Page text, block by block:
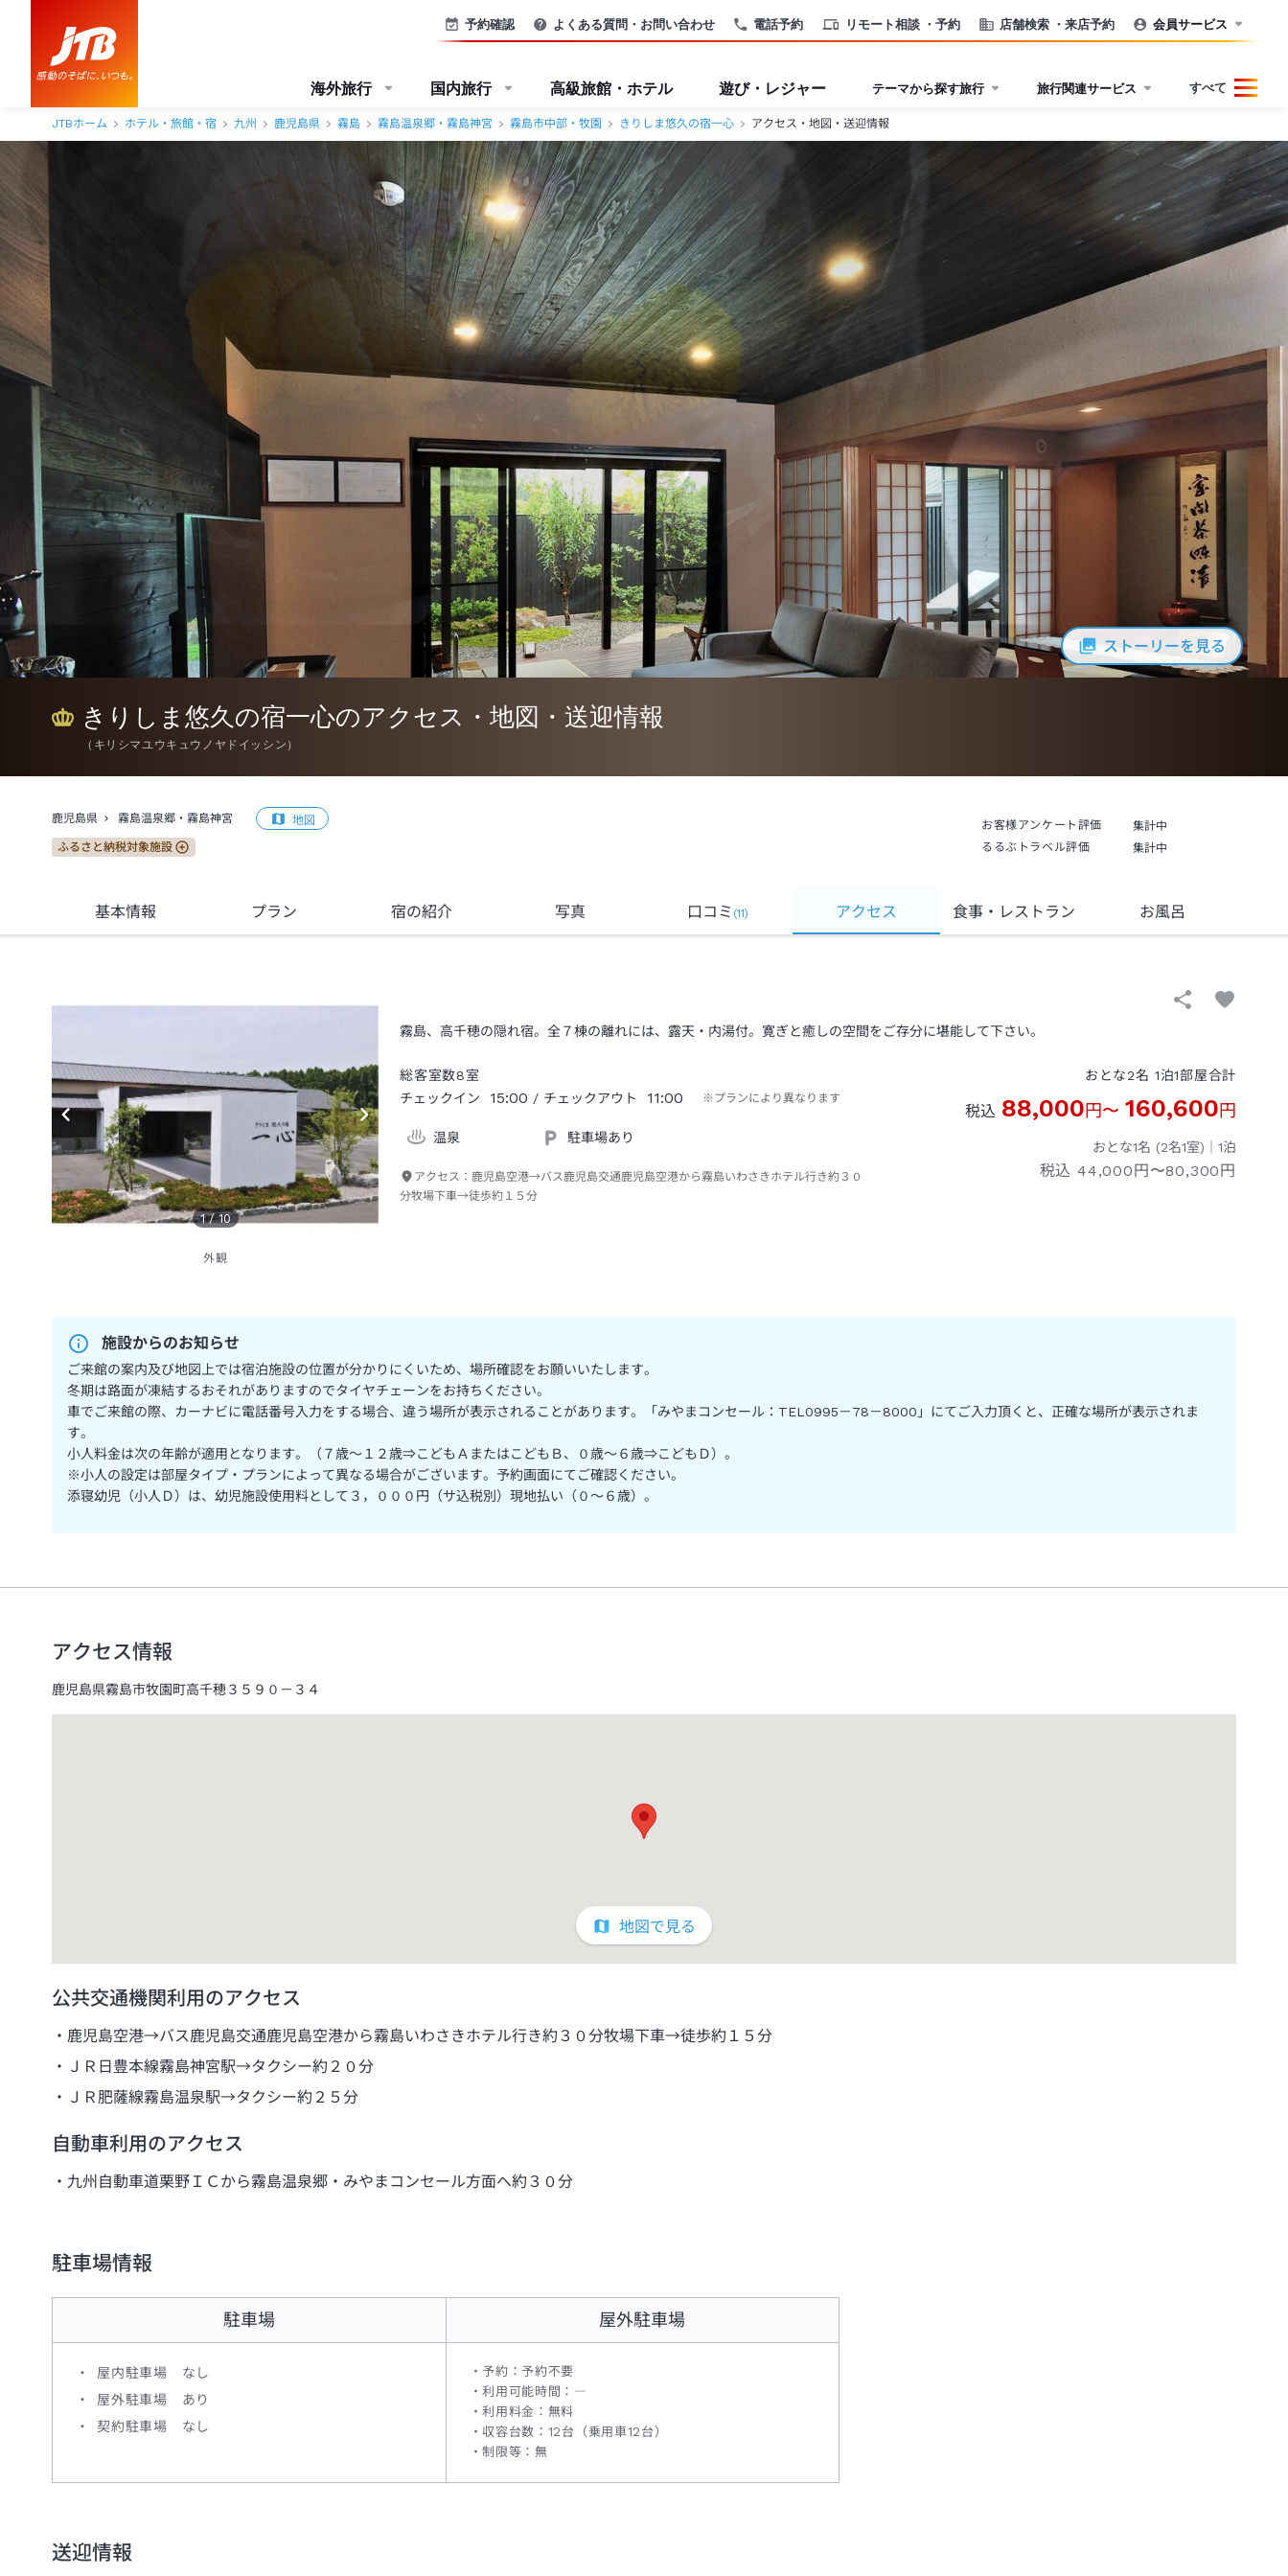
電話予約 リモート相談 ・予約 店舗検索 ・来店予約
予約確認 よくある質問・お問い合わせ 会員サービス
海外旅行 国内旅行 高級旅館・ホテル 遊び・レジャー テーマから探す旅行 旅行関連サービス すべて
JTBホーム ホテル・旅館・宿 九州 鹿児島県 霧島 霧島温泉郷・霧島神宮 霧島市中部・牧園 きりしま悠久の宿一心 アクセス・地図・送迎情報
ストーリーを見る
きりしま悠久の宿一心のアクセス・地図・送迎情報
（ キリシマユウキュウノヤドイッシン ）
鹿児島県 霧島温泉郷・霧島神宮 地図
ふるさと納税対象施設
お客様アンケート評価
集計中
るるぶトラベル評価
集計中
基本情報 プラン 宿の紹介 写真 口コミ (11) アクセス 食事 ・レストラン お風呂
1 /10
外観
霧島、高千穂の隠れ宿。全７棟の離れには、露天・内湯付。寛ぎと癒しの空間をご存分に堪能して下さい。
総客室数8室
チェックイン
15:00 / チェックアウト 11:00 ※プランにより異なります
温泉 駐車場あり
アクセス：鹿児島空港→バス鹿児島交通鹿児島空港から霧島いわさきホテル行き約３０
分牧場下車→徒歩約１５分
おとな2名 1泊1部屋合計
税込 88,000円〜 160,600円
おとな1名 (2名1室)｜ 1泊
税込 44,000円〜80,300円
施設からのお知らせ
ご来館の案内及び地図上では宿泊施設の位置が分かりにくいため、場所確認をお願いいたします。
冬期は路面が凍結するおそれがありますのでタイヤチェーンをお持ちください。
車でご来館の際、カーナビに電話番号入力をする場合、違う場所が表示されることがあります。「みやまコンセール：TEL0995－78－8000」にてご入力頂くと、正確な場所が表示されま
す。
小人料金は次の年齢が適用となります。（７歳～１２歳⇒こどもＡまたはこどもＢ、０歳～６歳⇒こどもＤ）。
※小人の設定は部屋タイプ・プランによって異なる場合がございます。予約画面にてご確認ください。
添寝幼児（小人Ｄ）は、幼児施設使用料として３，０００円（サ込税別）現地払い（０～６歳）。
アクセス情報
鹿児島県霧島市牧園町高千穂３５９０－３４
地図で見る
公共交通機関利用のアクセス
鹿児島空港→バス鹿児島交通鹿児島空港から霧島いわさきホテル行き約３０分牧場下車→徒歩約１５分
ＪＲ日豊本線霧島神宮駅→タクシー約２０分
ＪＲ肥薩線霧島温泉駅→タクシー約２５分
自動車利用のアクセス
九州自動車道栗野ＩＣから霧島温泉郷・みやまコンセール方面へ約３０分
駐車場情報
駐車場
屋内駐車場 なし
屋外駐車場 あり
契約駐車場 なし
屋外駐車場
予約：予約不要
利用可能時間：―
利用料金：無料
収容台数：12台（乗用車12台）
制限等：無
送迎情報